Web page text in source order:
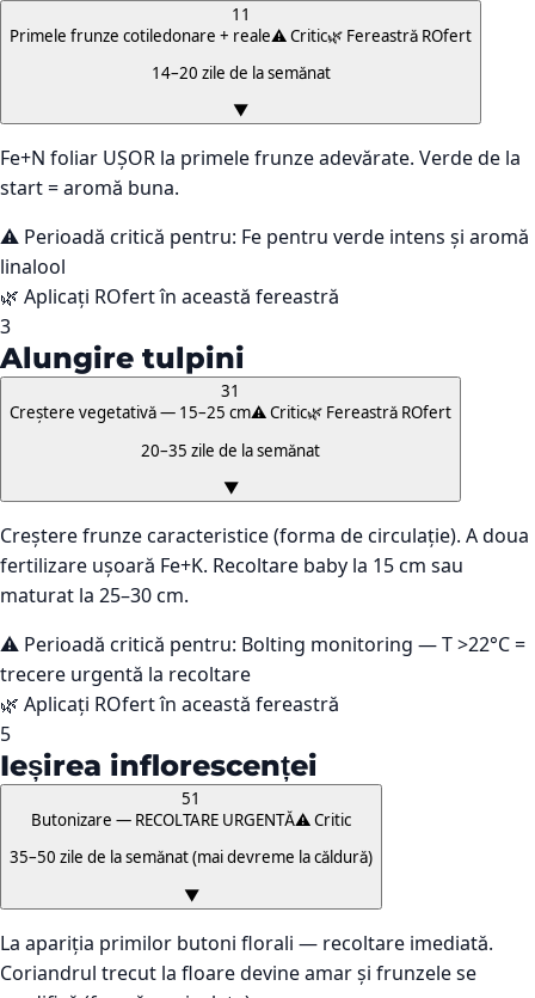
11
Primele frunze cotiledonare + reale⚠️ Critic🌿 Fereastră ROfert
14–20 zile de la semănat
▼
Fe+N foliar UȘOR la primele frunze adevărate. Verde de la
start = aromă buna.
⚠️ Perioadă critică pentru: Fe pentru verde intens și aromă
linalool
🌿 Aplicați ROfert în această fereastră
3
Alungire tulpini
31
Creștere vegetativă — 15–25 cm⚠️ Critic🌿 Fereastră ROfert
20–35 zile de la semănat
▼
Creștere frunze caracteristice (forma de circulație). A doua
fertilizare ușoară Fe+K. Recoltare baby la 15 cm sau
maturat la 25–30 cm.
⚠️ Perioadă critică pentru: Bolting monitoring — T >22°C =
trecere urgentă la recoltare
🌿 Aplicați ROfert în această fereastră
5
Ieșirea inflorescenței
51
Butonizare — RECOLTARE URGENTĂ⚠️ Critic
35–50 zile de la semănat (mai devreme la căldură)
▼
La apariția primilor butoni florali — recoltare imediată.
Coriandrul trecut la floare devine amar și frunzele se